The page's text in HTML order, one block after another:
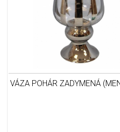
VÁZA POHÁR ZADYMENÁ